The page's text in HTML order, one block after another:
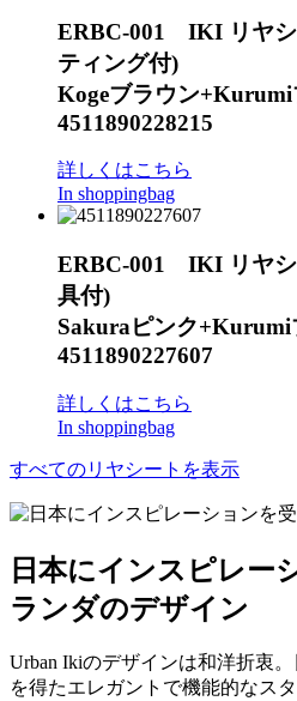
ERBC-001 IKI リヤシ
ティング付)
Kogeブラウン+Kurumi
4511890228215
詳しくはこちら
In shoppingbag
ERBC-001 IKI リヤシ
具付)
Sakuraピンク+Kurumi
4511890227607
詳しくはこちら
In shoppingbag
すべてのリヤシートを表示
日本にインスピレー
ランダのデザイン
Urban Ikiのデザインは和洋折衷
を得たエレガントで機能的なス